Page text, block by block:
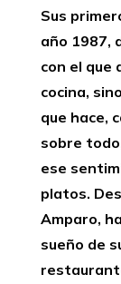
Sus
año 1987,
con el que
cocina,
que hace,
sobre
ese
platos.
Amparo,
sueño de